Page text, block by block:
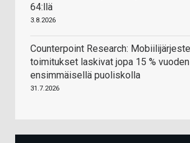
64:llä
3.8.2026
Counterpoint Research:
toimitukset laskivat jopa 15 % vuoden
ensimmäisellä puoliskolla
31.7.2026